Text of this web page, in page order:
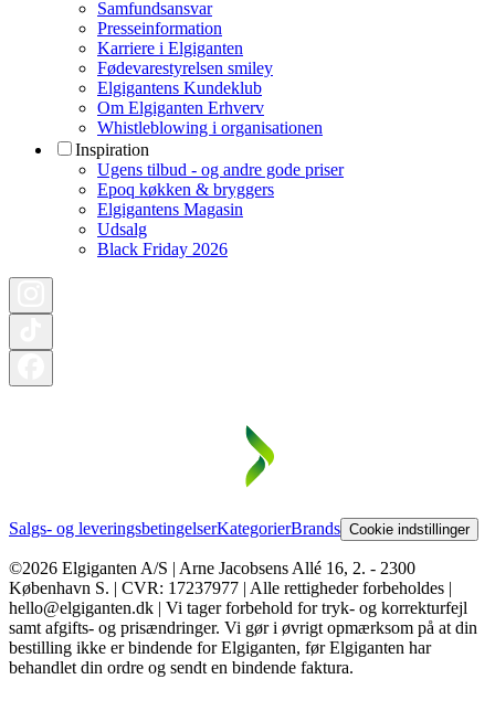
Samfundsansvar
Presseinformation
Karriere i Elgiganten
Fødevarestyrelsen smiley
Elgigantens Kundeklub
Om Elgiganten Erhverv
Whistleblowing i organisationen
Inspiration
Ugens tilbud - og andre gode priser
Epoq køkken & bryggers
Elgigantens Magasin
Udsalg
Black Friday 2026
Salgs- og leveringsbetingelserKategorierBrands Cookie indstillinger
©2026 Elgiganten A/S | Arne Jacobsens Allé 16, 2. - 2300
København S. | CVR: 17237977 | Alle rettigheder forbeholdes |
hello@elgiganten.dk | Vi tager forbehold for tryk- og korrekturfejl
samt afgifts- og prisændringer. Vi gør i øvrigt opmærksom på at din
bestilling ikke er bindende for Elgiganten, før Elgiganten har
behandlet din ordre og sendt en bindende faktura.